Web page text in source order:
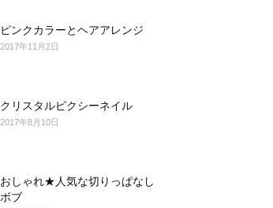
ピンクカラーとヘアアレンジ
2017年11月2日
クリスタルピクシーネイル
2017年8月10日
おしゃれ★人気な切りっぱなし
ボブ